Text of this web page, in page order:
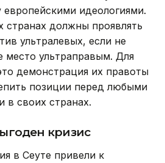
идеологиями.
странах должны проявлять
ультралевых, если не
место ультраправым. Для
демонстрация их правоты
позиции перед любыми
своих странах.
кризис
в Сеуте привели к